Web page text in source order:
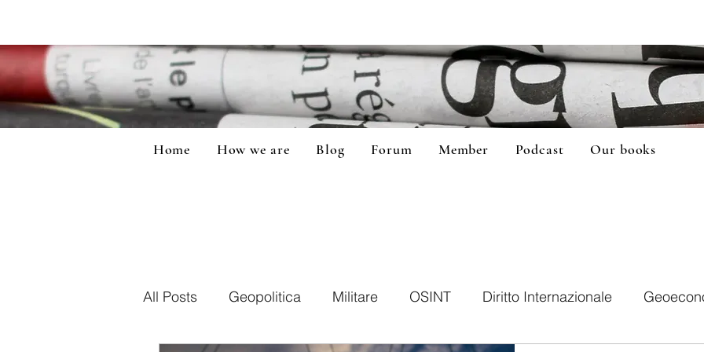
Home How we are Blog Forum Member Podcast Our books
All Posts Geopolitica Militare OSINT Diritto Internazionale